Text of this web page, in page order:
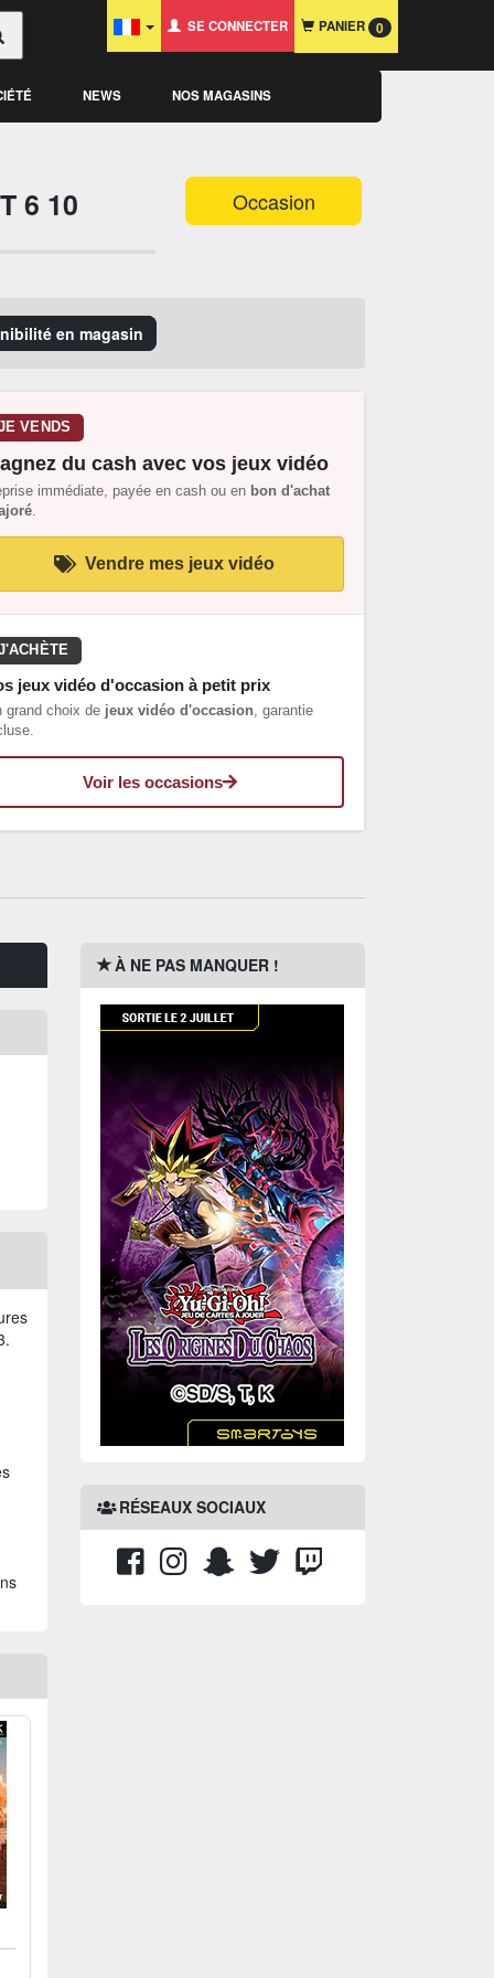
SE CONNECTER PANIER 0
NEWS NOS MAGASINS
6 10 Occasion
en magasin
VENDS
du cash avec vos jeux vidéo
immédiate, payée en cash ou en bon d'achat
.
Vendre mes jeux vidéo
jeux vidéo d'occasion à petit prix
grand choix de jeux vidéo d'occasion, garantie
Voir les occasions
À NE PAS MANQUER !
RÉSEAUX SOCIAUX